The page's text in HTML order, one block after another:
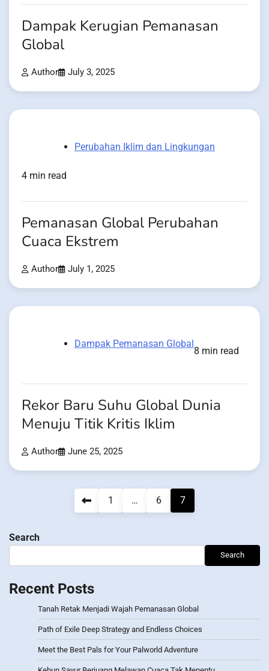
Dampak Kerugian Pemanasan
Global
Author July 3, 2025
Perubahan Iklim dan Lingkungan
4 min read
Pemanasan Global Perubahan
Cuaca Ekstrem
Author July 1, 2025
Dampak Pemanasan Global
8 min read
Rekor Baru Suhu Global Dunia
Menuju Titik Kritis Iklim
Author June 25, 2025
1 … 6 7
Search
Search
Recent Posts
Tanah Retak Menjadi Wajah Pemanasan Global
Path of Exile Deep Strategy and Endless Choices
Meet the Best Pals for Your Palworld Adventure